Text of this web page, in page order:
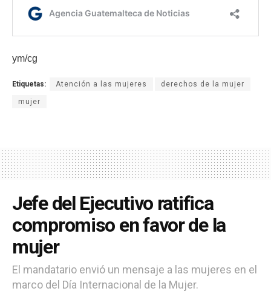
ym/cg
Etiquetas: Atención a las mujeres derechos de la mujer
mujer
Jefe del Ejecutivo ratifica
compromiso en favor de la
mujer
El mandatario envió un mensaje a las mujeres en el
marco del Día Internacional de la Mujer.